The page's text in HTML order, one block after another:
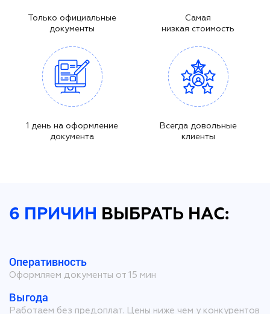
Только официальные
документы
Самая
низкая стоимость
1 день на оформление
документа
Всегда довольные
клиенты
6 ПРИЧИН ВЫБРАТЬ НАС:
Оперативность
Оформляем документы от 15 мин
Выгода
Работаем без предоплат. Цены ниже чем у конкурентов